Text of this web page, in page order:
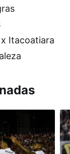
Itacoatiara